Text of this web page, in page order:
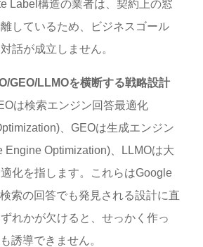
Label構造の業者は、契約上の窓
しているため、ビジネスゴール
話が成立しません。
GEO/LLMOを横断する戦略設計
は検索エンジン回答最適化
、GEOは生成エンジン
Engine Optimization)、LLMOは大
化を指します。これらはGoogle
索の回答でも発見される設計に直
れかが欠けると、せっかく作っ
誘導できません。